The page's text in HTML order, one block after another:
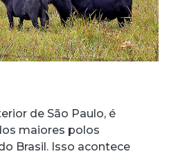
de São Paulo, é
maiores polos
Brasil. Isso acontece